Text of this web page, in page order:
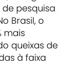
pesquisa
Brasil, o
mais
queixas de
à faixa